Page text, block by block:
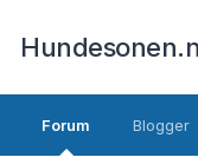
Forum Blogger